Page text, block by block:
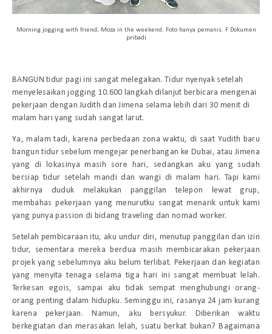
Morning jogging with friend, Moza in the weekend. Foto hanya pemanis. F Dokumen
pribadi
BANGUN tidur pagi ini sangat melegakan. Tidur nyenyak setelah
menyelesaikan jogging 10.600 langkah dilanjut berbicara mengenai
pekerjaan dengan Judith dan Jimena selama lebih dari 30 menit di
malam harı yang sudah sangat larut.
Ya, malam tadi, karena perbedaan zona waktu, di saat Yudith baru
bangun tidur sebelum mengejar penerbangan ke Dubai, atau Jimena
yang di lokasinya masih sore hari, sedangkan aku yang sudah
bersiap tidur setelah mandi dan wangi di malam hari. Tapi kami
akhirnya duduk melakukan panggilan telepon lewat grup,
membahas pekerjaan yang menurutku sangat menarik untuk kami
yang punya passion di bidangtraveling dan nomad worker.
Setelah pembicaraan itu, aku undur diri, menutup panggilan dan izin
tidur, sementara mereka berdua masih membicarakan pekerjaan
projek yang sebelumnya aku belum terlibat. Pekerjaan dan kegiatan
yang menyita tenaga selama tiga hari ini sangat membuat lelah.
Terkesan egois, sampai aku tidak sempat menghubungi orang-
orang penting dalam hidupku. Seminggu ini, rasanya 24 jam kurang
karena pekerjaan. Namun, aku bersyukur. Diberikan waktu
berkegiatan dan merasakan lelah, suatu berkat bukan? Bagaimana